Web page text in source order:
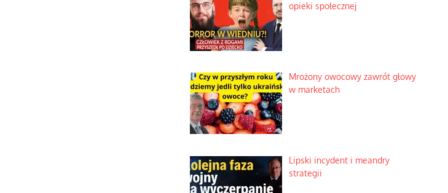
opieki społecznej
Mrożony owocowy zawrót głowy
w marketach
Lipski incydent i meandry
strategii